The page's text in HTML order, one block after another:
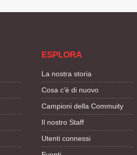
ESPLORA
La nostra storia
Cosa c'è di nuovo
Campioni della Commuity
Il nostro Staff
Utenti connessi